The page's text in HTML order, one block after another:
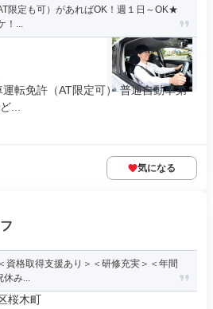
限定も可）があればOK！週１日～OK★
！...
転免許（AT限定可） 普通自動車第
...
気になる
資格取得支援あり＞＜研修充実＞＜年間
休み...
桜木町